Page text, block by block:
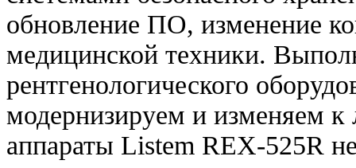
обновление ПО, изменение
медицинской техники.
рентгенологического
модернизируем и изменяем
аппараты Listem REX-525R